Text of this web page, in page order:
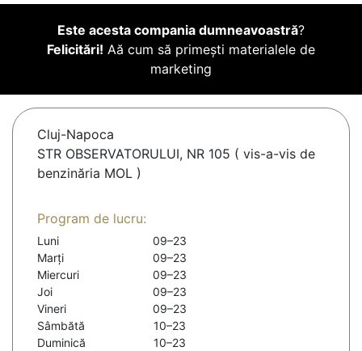
Este acesta compania dumneavoastră?
Felicitări! Aă cum să primești materialele de
marketing
Cluj-Napoca
STR OBSERVATORULUI, NR 105 ( vis-a-vis de
benzinăria MOL )
Program de lucru:
Luni
09–23
Marți
09–23
Miercuri
09–23
Joi
09–23
Vineri
09–23
Sâmbătă
10–23
Duminică
10–23